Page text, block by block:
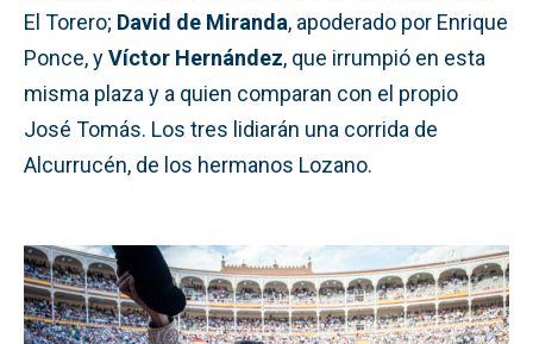
El Torero; David de Miranda, apoderado por Enrique
Ponce, yVíctor Hernández, que irrumpió en esta
misma plaza y a quien comparan con el propio
José Tomás. Los tres lidiarán una corrida de
Alcurrucén, de los hermanos Lozano.